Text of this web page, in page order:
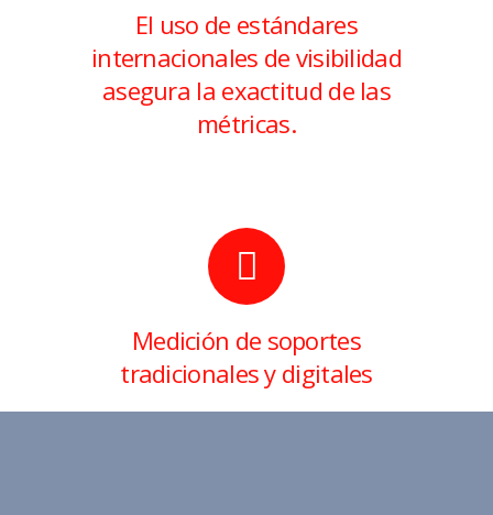
El uso de estándares
internacionales de visibilidad
asegura la exactitud de las
métricas.
Medición de soportes
tradicionales y digitales